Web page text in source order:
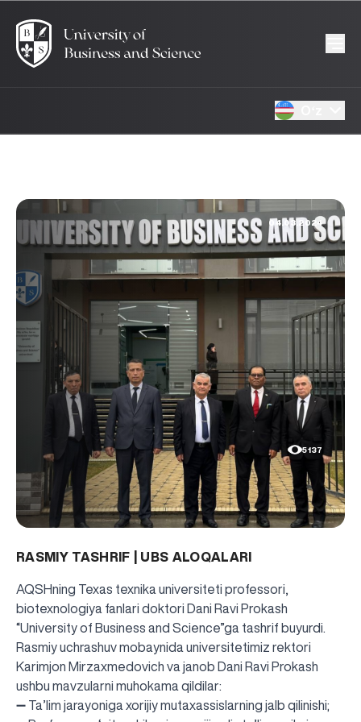
04.03.2024
5137
RASMIY TASHRIF | UBS ALOQALARI
AQSHning Texas texnika universiteti professori,
biotexnologiya fanlari doktori Dani Ravi Prokash
“University of Business and Science”ga tashrif buyurdi.
Rasmiy uchrashuv mobaynida universitetimiz rektori
Karimjon Mirzaxmedovich va janob Dani Ravi Prokash
ushbu mavzularni muhokama qildilar:
➖ Ta’lim jarayoniga xorijiy mutaxassislarning jalb qilinishi;